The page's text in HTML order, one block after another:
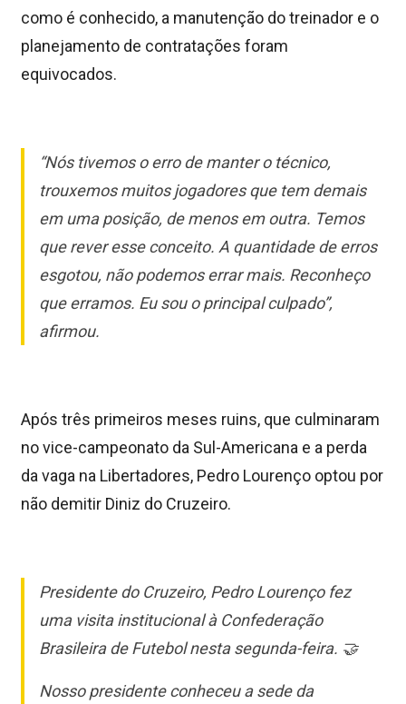
como é conhecido, a manutenção do treinador e o
planejamento de contratações foram
equivocados.
“Nós tivemos o erro de manter o técnico,
trouxemos muitos jogadores que tem demais
em uma posição, de menos em outra. Temos
que rever esse conceito. A quantidade de erros
esgotou, não podemos errar mais. Reconheço
que erramos. Eu sou o principal culpado”,
afirmou.
Após três primeiros meses ruins, que culminaram
no vice-campeonato da Sul-Americana e a perda
da vaga na Libertadores, Pedro Lourenço optou por
não demitir Diniz do Cruzeiro.
Presidente do Cruzeiro, Pedro Lourenço fez
uma visita institucional à Confederação
Brasileira de Futebol nesta segunda-feira. 🤝
Nosso presidente conheceu a sede da